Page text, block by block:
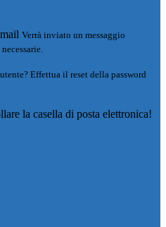
Verrà inviato un messaggio
Effettua il reset della password
la casella di posta elettronica!